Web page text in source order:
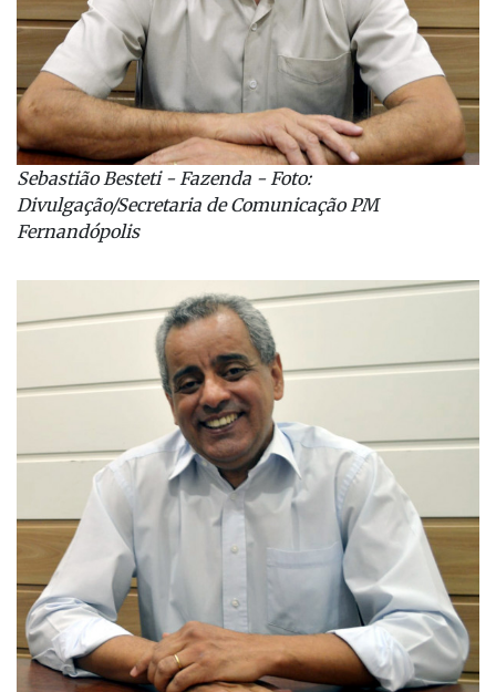
Sebastião Besteti - Fazenda - Foto:
Divulgação/Secretaria de Comunicação PM
Fernandópolis